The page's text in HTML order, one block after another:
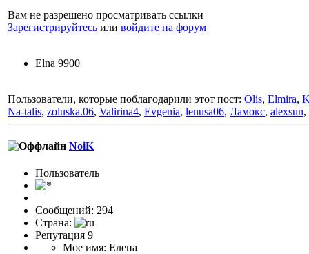
Вам не разрешено просматривать ссылки
Зарегистрируйтесь или войдите на форум
Elna 9900
Пользователи, которые поблагодарили этот пост: Olis, Elmira,
Na-talis, zoluska.06, Valirina4, Evgenia, lenusa06, Ламокс, alexsun,
NoiK
Пользовaтeль
Сообщений: 294
Страна:
Репутация 9
Мое имя: Елена